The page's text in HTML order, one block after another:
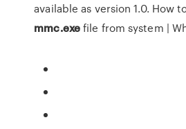
available as version 1.0. How
mmc.exefile from system |